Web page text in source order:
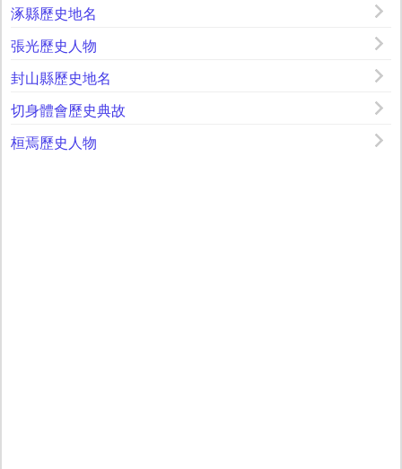
涿縣歷史地名
張光歷史人物
封山縣歷史地名
切身體會歷史典故
桓焉歷史人物